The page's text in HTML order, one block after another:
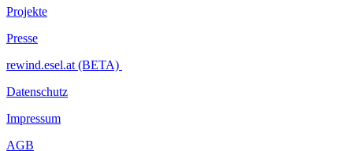
Projekte
Presse
rewind.esel.at (BETA)
Datenschutz
Impressum
AGB